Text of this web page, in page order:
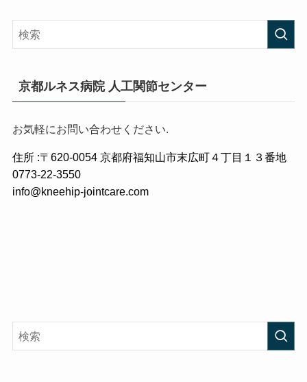
京都ルネス病院 人工関節センター
お気軽にお問い合わせください.
住所 :〒620-0054 京都府福知山市末広町４丁目１３番地
0773-22-3550
info@kneehip-jointcare.com